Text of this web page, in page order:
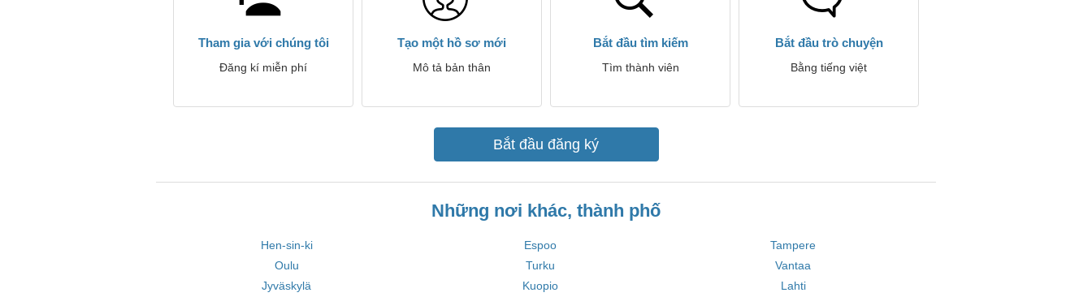
Tham gia với chúng tôi
Đăng kí miễn phí
Tạo một hồ sơ mới
Mô tả bản thân
Bắt đầu tìm kiếm
Tìm thành viên
Bắt đầu trò chuyện
Bằng tiếng việt
Bắt đầu đăng ký
Những nơi khác, thành phố
Hen-sin-ki Espoo
Tampere
Oulu
Turku
Vantaa
Jyväskylä
Kuopio Lahti